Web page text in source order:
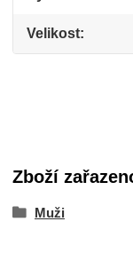
Velikost
Zboží
Muži